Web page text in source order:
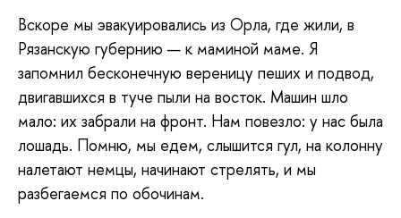
Вскоре мы эвакуировались из Орла, где жили, в
Рязанскую губернию — к маминой маме. Я
запомнил бесконечную вереницу пеших и подвод,
двигавшихся в туче пыли на восток. Машин шло
мало: их забрали на фронт. Нам повезло: у нас была
лошадь. Помню, мы едем, слышится гул, на колонну
налетают немцы, начинают стрелять, и мы
разбегаемся по обочинам.